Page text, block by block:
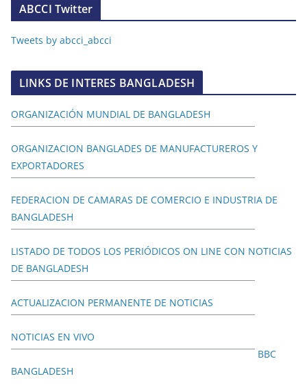
ABCCI Twitter
Tweets by abcci_abcci
LINKS DE INTERES BANGLADESH
ORGANIZACIÓN MUNDIAL DE BANGLADESH
ORGANIZACION BANGLADES DE MANUFACTUREROS Y
EXPORTADORES
FEDERACION DE CAMARAS DE COMERCIO E INDUSTRIA DE
BANGLADESH
LISTADO DE TODOS LOS PERIÓDICOS ON LINE CON NOTICIAS
DE BANGLADESH
ACTUALIZACION PERMANENTE DE NOTICIAS
NOTICIAS EN VIVO
BBC
BANGLADESH